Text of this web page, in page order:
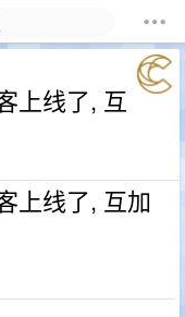
上线了, 互
上线了, 互加